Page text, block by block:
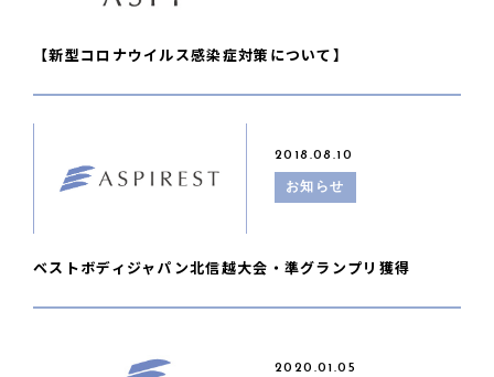
【新型コロナウイルス感染症対策について】
2018.08.10
お知らせ
ベストボディジャパン北信越大会・準グランプリ獲得
2020.01.05